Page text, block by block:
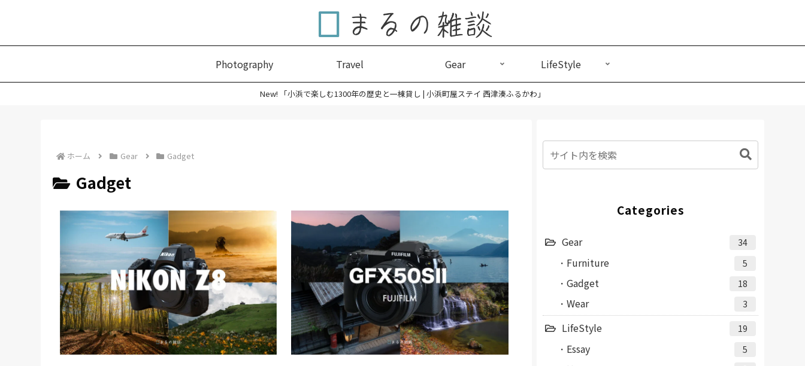
Photography Travel Gear LifeStyle
New! 「小浜で楽しむ1300年の歴史と一棟貸し | 小浜町屋ステイ 西津湊ふるかわ」
ホーム Gear Gadget
Gadget
Categories
Gear 34
Furniture 5
Gadget 18
Wear 3
LifeStyle 19
Essay 5